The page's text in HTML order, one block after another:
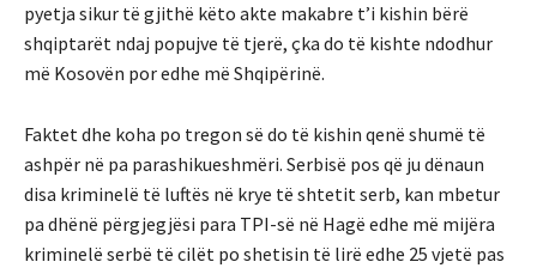
pyetja sikur të gjithë këto akte makabre t’i kishin bërë
shqiptarët ndaj popujve të tjerë, çka do të kishte ndodhur
më Kosovën por edhe më Shqipërinë.
Faktet dhe koha po tregon së do të kishin qenë shumë të
ashpër në pa parashikueshmëri. Serbisë pos që ju dënaun
disa kriminelë të luftës në krye të shtetit serb, kan mbetur
pa dhënë përgjegjësi para TPI-së në Hagë edhe më mijëra
kriminelë serbë të cilët po shetisin të lirë edhe 25 vjetë pas